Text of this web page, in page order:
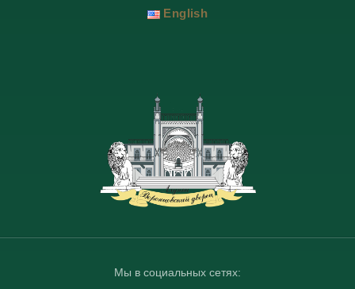
Мы в социальных сетях:
English